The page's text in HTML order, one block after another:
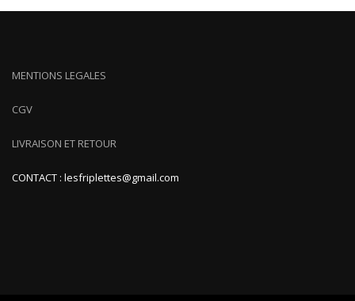
MENTIONS LEGALES
CGV
LIVRAISON ET RETOUR
CONTACT : lesfriplettes@gmail.com